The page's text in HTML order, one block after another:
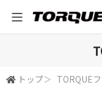
トップ＞ TORQUE